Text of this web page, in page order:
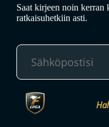
Saat kirjeen noin kerran
ratkaisuhetkiin asti.
TILAA